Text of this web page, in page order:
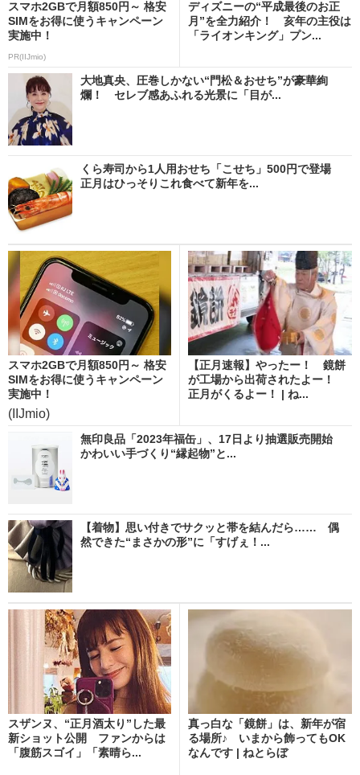
スマホ2GBで月額850円～ 格安
SIMをお得に使うキャンペーン
実施中！
PR(IIJmio)
ディズニーの“平成最後のお正
月”を全力紹介！ 亥年の主役は
「ライオンキング」プン...
大地真央、圧巻しかない“門松＆おせち”が豪華絢
爛！ セレブ感あふれる光景に「目が...
くら寿司から1人用おせち「こせち」500円で登場
正月はひっそりこれ食べて新年を...
スマホ2GBで月額850円～ 格安
SIMをお得に使うキャンペーン
実施中！
(IIJmio)
【正月速報】やったー！ 鏡餅
が工場から出荷されたよー！
正月がくるよー！ | ね...
無印良品「2023年福缶」、17日より抽選販売開始
かわいい手づくり“縁起物”と...
【着物】思い付きでサクッと帯を結んだら…… 偶
然できた“まさかの形”に「すげぇ！...
スザンヌ、“正月酒太り”した最
新ショット公開 ファンからは
「腹筋スゴイ」「素晴ら...
真っ白な「鏡餅」は、新年が宿
る場所♪ いまから飾ってもOK
なんです | ねとらぼ